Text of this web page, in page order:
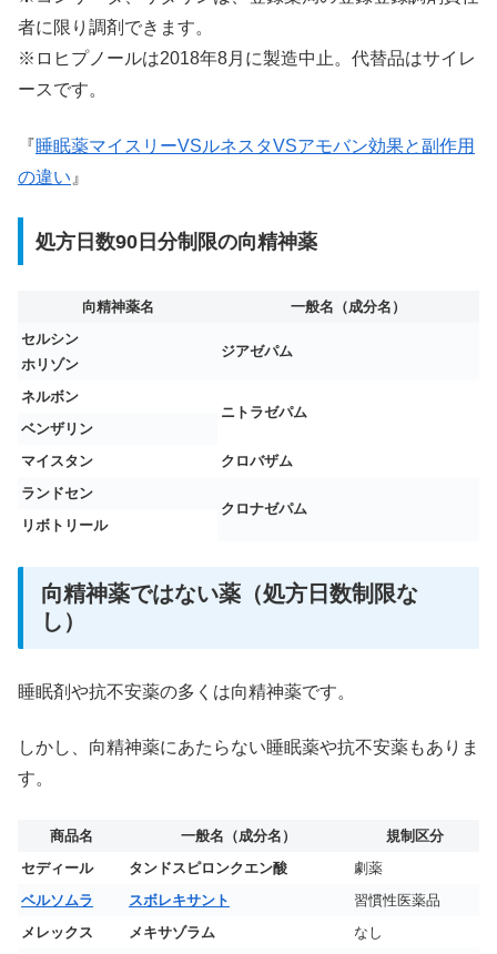
者に限り調剤できます。
※ロヒプノールは2018年8月に製造中止。代替品はサイレ
ースです。
『睡眠薬マイスリーVSルネスタVSアモバン効果と副作用
の違い 』
処方日数90日分制限の向精神薬
向精神薬名
一般名（成分名）
セルシン
ホリゾン
ジアゼパム
ネルボン
ニトラゼパム
ベンザリン
マイスタン
クロバザム
ランドセン
クロナゼパム
リボトリール
向精神薬ではない薬（処方日数制限な
し）
睡眠剤や抗不安薬の多くは向精神薬です。
しかし、向精神薬にあたらない睡眠薬や抗不安薬もありま
す。
商品名 一般名（成分名）
規制区分
セディール
タンドスピロンクエン酸
劇薬
ベルソムラ
スボレキサント
習慣性医薬品
メレックス
メキサゾラム
なし